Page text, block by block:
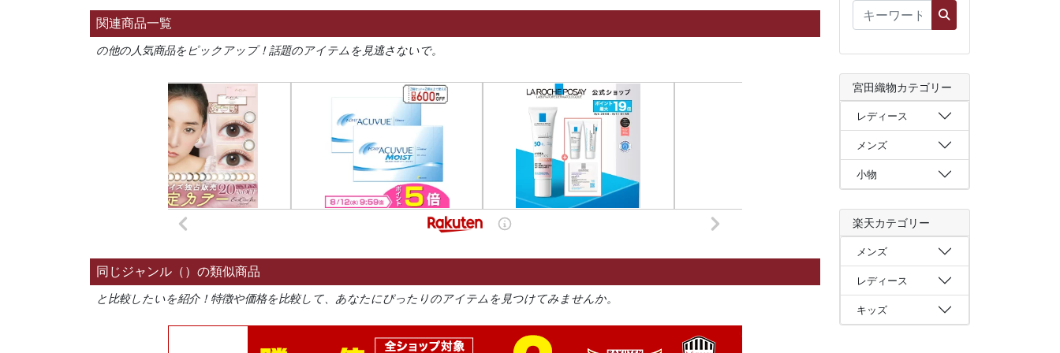
関連商品一覧
の他の人気商品をピックアップ！話題のアイテムを見逃さないで。
同じジャンル（）の類似商品
と比較したいを紹介！特徴や価格を比較して、あなたにぴったりのアイテムを見つけてみませんか。
宮田織物カテゴリー
レディース
メンズ
小物
楽天カテゴリー
メンズ
レディース
キッズ